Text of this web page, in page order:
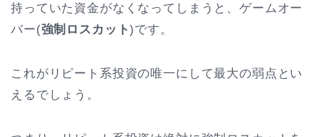
持っていた資金がなくなってしまうと、ゲームオー
バー(強制ロスカット)です。
これがリピート系投資の唯一にして最大の弱点とい
えるでしょう。